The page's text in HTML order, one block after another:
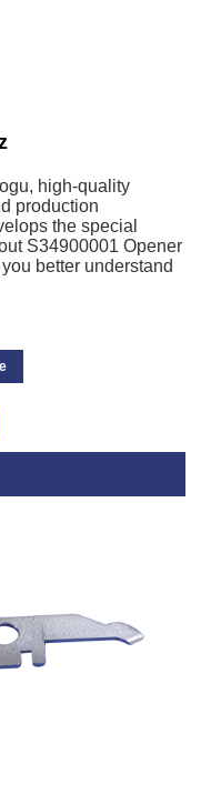
high-quality
production
the special
S34900001 Opener
better understand